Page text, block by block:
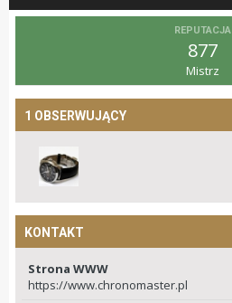
REPUTACJA
877
Mistrz
1 OBSERWUJĄCY
KONTAKT
Strona WWW
https://www.chronomaster.pl